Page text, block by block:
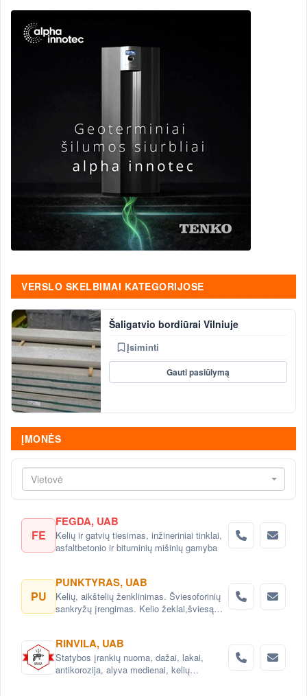
VERSLO SKELBIMAI KATEGORIJOSE
Šaligatvio bordiūrai Vilniuje
Įsiminti
Gauti pasiūlymą
ĮMONĖS
Vietovė
FE
FEGDA, UAB
Kelių ir gatvių tiesimas, inžineriniai tinklai,
asfaltbetonio ir bituminių mišinių gamyba
PU
PUNKTYRAS, UAB
Kelių, aikštelių ženklinimas. Šviesoforinių
sankryžų įrengimas. Kelio žeklai,šviesą
RINVILA, UAB
Statybos įrankių nuoma, dažai, lakai,
antikorozija, alyva medienai, kelių